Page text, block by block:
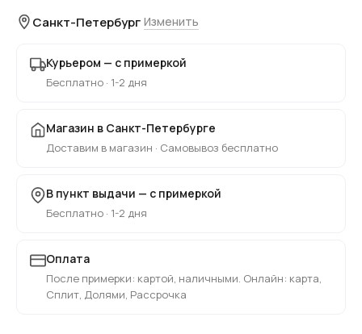
Санкт-Петербург Изменить
Курьером — с примеркой
Бесплатно · 1-2 дня
Магазин в Санкт-Петербурге
Доставим в магазин · Самовывоз бесплатно
В пункт выдачи — с примеркой
Бесплатно · 1-2 дня
Оплата
После примерки: картой, наличными. Онлайн: карта,
Сплит, Долями, Рассрочка